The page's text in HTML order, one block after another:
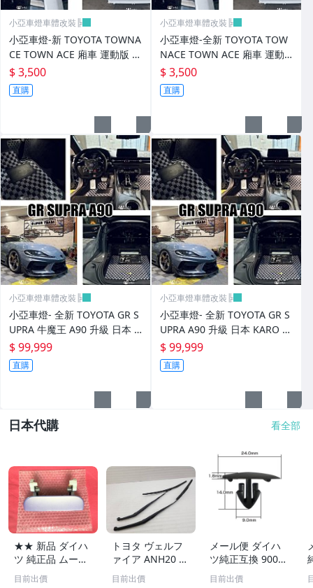
小亞車燈車體改裝╠
小亞車燈-新 TOYOTA TOWNA
CE TOWN ACE 廂車 運動版 尾
翼 鴨尾 素材 FRP
$ 3,500
直購
小亞車燈車體改裝╠
小亞車燈-全新 TOYOTA TOW
NACE TOWN ACE 廂車 運動
版 尾翼 鴨尾 素材 FRP
$ 3,500
直購
小亞車燈車體改裝╠
小亞車燈- 全新 TOYOTA GR S
UPRA 牛魔王 A90 升級 日本 K
ARO 頂級訂製 腳踏墊
$ 99,999
直購
小亞車燈車體改裝╠
小亞車燈- 全新 TOYOTA GR S
UPRA A90 升級 日本 KARO 頂
級訂製 腳踏墊
$ 99,999
直購
日本代購 看全部
★★ 新品 ダイハ
ツ 純正品 ムーヴ
L150S L152S L16
目前出價
トヨタ ヴェルフ
ァイア ANH20 A
NH25 純正 ワイ
目前出價
メール便 ダイハ
ツ純正互換 9004
4-68280同等 フ
目前出價